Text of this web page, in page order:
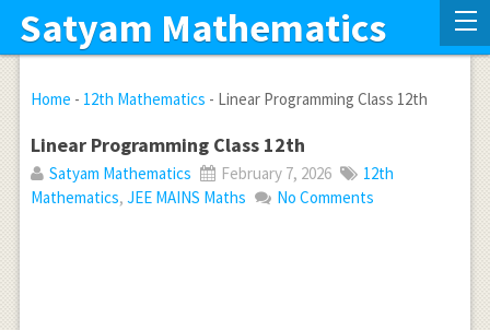
Satyam Mathematics
Home - 12th Mathematics - Linear Programming Class 12th
Linear Programming Class 12th
Satyam Mathematics February 7, 2026
12th
Mathematics, JEE MAINS Maths No Comments